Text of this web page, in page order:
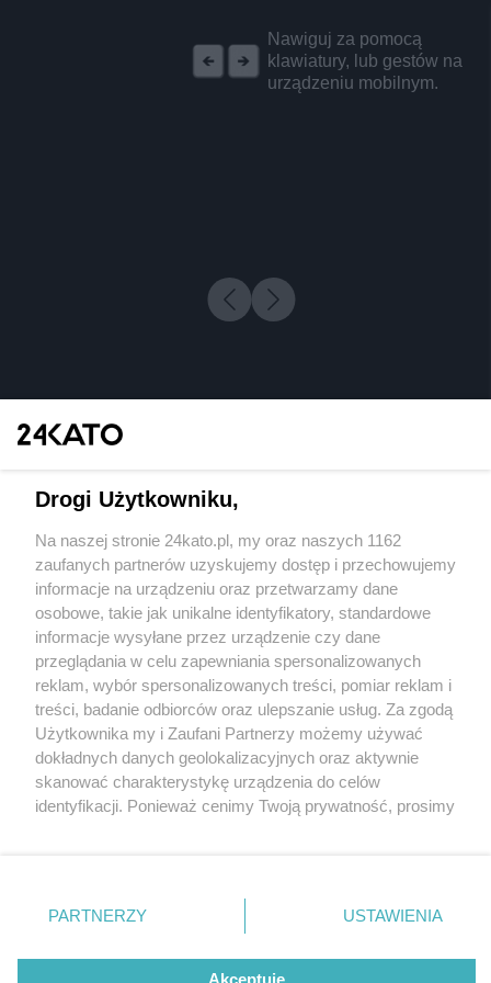
Nawiguj za pomocą
klawiatury, lub gestów na
urządzeniu mobilnym.
1 / 0
Wydawca mediów lokalnych
Nie zapomnij
zapoznać się z:
polityką prywatności regulamin korzystania z portali
Twojemiasto
Piekary Śląskie
Chorzów
Tarnowskie Góry
Gliwice
Skontakuj sięz nami
Kontakt
Wydawca
Redakcja
Drogi Użytkowniku,
Na naszej stronie 24kato.pl, my oraz naszych 1162
zaufanych partnerów uzyskujemy dostęp i przechowujemy
informacje na urządzeniu oraz przetwarzamy dane
osobowe, takie jak unikalne identyfikatory, standardowe
informacje wysyłane przez urządzenie czy dane
przeglądania w celu zapewniania spersonalizowanych
reklam, wybór spersonalizowanych treści, pomiar reklam i
treści, badanie odbiorców oraz ulepszanie usług. Za zgodą
Użytkownika my i Zaufani Partnerzy możemy używać
dokładnych danych geolokalizacyjnych oraz aktywnie
skanować charakterystykę urządzenia do celów
identyfikacji. Ponieważ cenimy Twoją prywatność, prosimy
prywatności znajdujący się w lewym dolnym rogu strony
. Niektóre rodzaje przetwarzania danych nie wymagają
zgody użytkownika, ale masz prawo sprzeciwić się
takiemu przetwarzaniu. Preferencje będą miały
PARTNERZY USTAWIENIA
Akceptuję